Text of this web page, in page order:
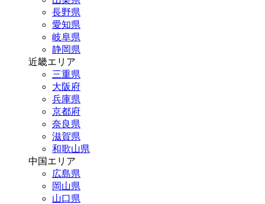
長野県
愛知県
岐阜県
静岡県
近畿エリア
三重県
大阪府
兵庫県
京都府
奈良県
滋賀県
和歌山県
中国エリア
広島県
岡山県
山口県